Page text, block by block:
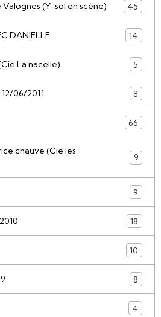
Valognes (Y-sol en scène) 45
DANIELLE 14
La nacelle) 5
06/2011 8
66
chauve (Cie les
9
9
18
10
8
4